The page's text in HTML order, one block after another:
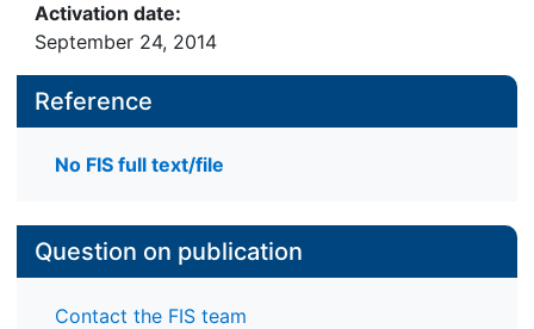
Activation date:
September 24, 2014
Reference
No FIS full text/file
Question on publication
Contact the FIS team